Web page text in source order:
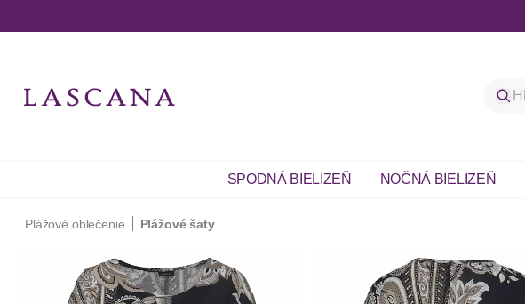
SPODNÁ BIELIZEŇ NOČNÁ BIELIZEŇ
Plážové oblečenie Plážové šaty